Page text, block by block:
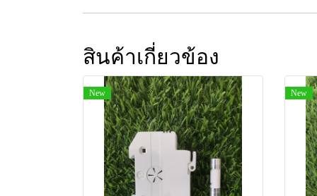
สินค้าเกี่ยวข้อง
New New